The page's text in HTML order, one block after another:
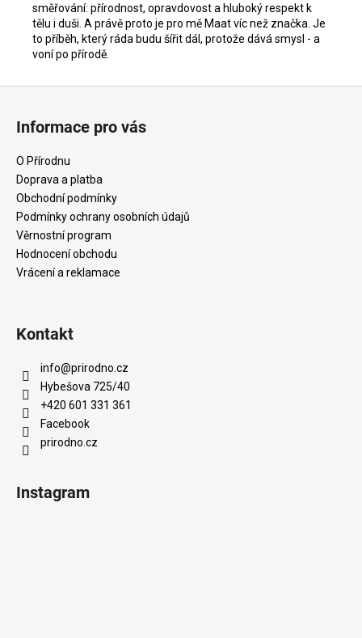
směřování: přírodnost, opravdovost a hluboký respekt k
tělu i duši. A právě proto je pro mě Maat víc než značka. Je
to příběh, který ráda budu šířit dál, protože dává smysl - a
voní po přírodě.
Informace pro vás
O Přírodnu
Doprava a platba
Obchodní podmínky
Podmínky ochrany osobních údajů
Věrnostní program
Hodnocení obchodu
Vrácení a reklamace
Kontakt
info@prirodno.cz
Hybešova 725/40
+420 601 331 361
Facebook
prirodno.cz
Instagram